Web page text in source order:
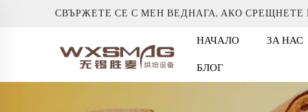
СВЪРЖЕТЕ СЕ С МЕН ВЕДНАГА, АКО СРЕЩНЕТЕ
НАЧАЛО ЗА НАС
БЛОГ